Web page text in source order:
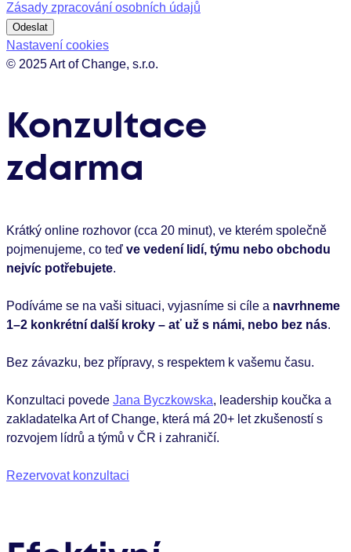
Zásady zpracování osobních údajů
Odeslat
Nastavení cookies
© 2025 Art of Change, s.r.o.
Konzultace
zdarma
Krátký online rozhovor (cca 20 minut), ve kterém společně
pojmenujeme, co teď ve vedení lidí, týmu nebo obchodu
nejvíc potřebujete.
Podíváme se na vaši situaci, vyjasníme si cíle a navrhneme
1–2 konkrétní další kroky – ať už s námi, nebo bez nás.
Bez závazku, bez přípravy, s respektem k vašemu času.
Konzultaci povede Jana Byczkowska, leadership koučka a
zakladatelka Art of Change, která má 20+ let zkušeností s
rozvojem lídrů a týmů v ČR i zahraničí.
Rezervovat konzultaci